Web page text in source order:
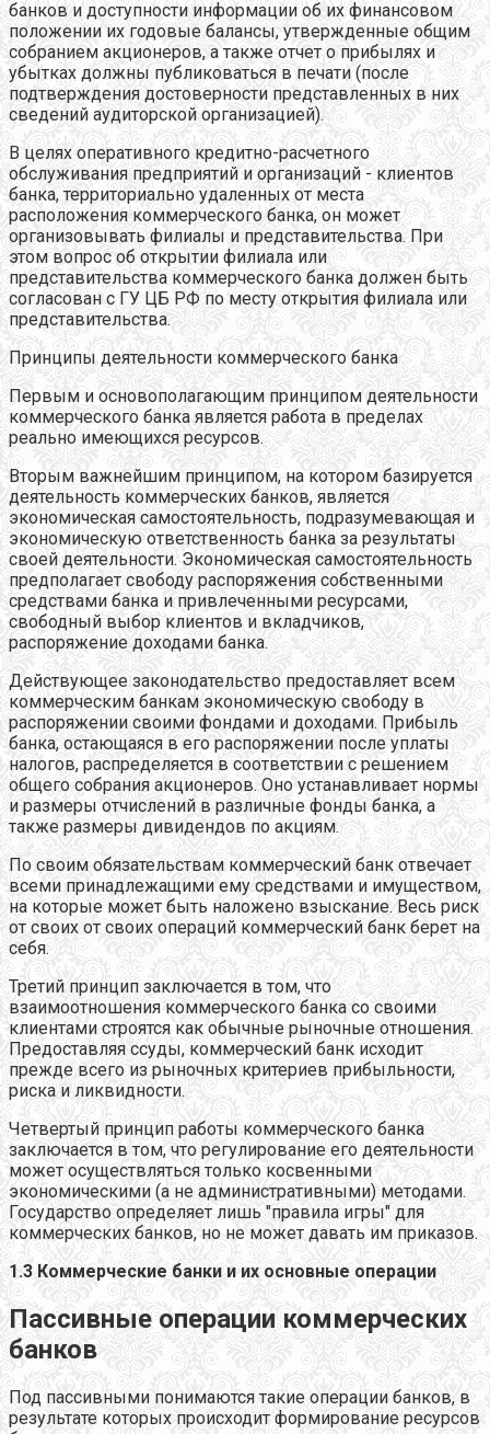
банков и доступности информации об их финансовом
положении их годовые балансы, утвержденные общим
собранием акционеров, а также отчет о прибылях и
убытках должны публиковаться в печати (после
подтверждения достоверности представленных в них
сведений аудиторской организацией).
В целях оперативного кредитно-расчетного
обслуживания предприятий и организаций - клиентов
банка, территориально удаленных от места
расположения коммерческого банка, он может
организовывать филиалы и представительства. При
этом вопрос об открытии филиала или
представительства коммерческого банка должен быть
согласован с ГУ ЦБ РФ по месту открытия филиала или
представительства.
Принципы деятельности коммерческого банка
Первым и основополагающим принципом деятельности
коммерческого банка является работа в пределах
реально имеющихся ресурсов.
Вторым важнейшим принципом, на котором базируется
деятельность коммерческих банков, является
экономическая самостоятельность, подразумевающая и
экономическую ответственность банка за результаты
своей деятельности. Экономическая самостоятельность
предполагает свободу распоряжения собственными
средствами банка и привлеченными ресурсами,
свободный выбор клиентов и вкладчиков,
распоряжение доходами банка.
Действующее законодательство предоставляет всем
коммерческим банкам экономическую свободу в
распоряжении своими фондами и доходами. Прибыль
банка, остающаяся в его распоряжении после уплаты
налогов, распределяется в соответствии с решением
общего собрания акционеров. Оно устанавливает нормы
и размеры отчислений в различные фонды банка, а
также размеры дивидендов по акциям.
По своим обязательствам коммерческий банк отвечает
всеми принадлежащими ему средствами и имуществом,
на которые может быть наложено взыскание. Весь риск
от своих от своих операций коммерческий банк берет на
себя.
Третий принцип заключается в том, что
взаимоотношения коммерческого банка со своими
клиентами строятся как обычные рыночные отношения.
Предоставляя ссуды, коммерческий банк исходит
прежде всего из рыночных критериев прибыльности,
риска и ликвидности.
Четвертый принцип работы коммерческого банка
заключается в том, что регулирование его деятельности
может осуществляться только косвенными
экономическими (а не административными) методами.
Государство определяет лишь "правила игры" для
коммерческих банков, но не может давать им приказов.
1.3 Коммерческие банки и их основные операции
Пассивные операции коммерческих
банков
Под пассивными понимаются такие операции банков, в
результате которых происходит формирование ресурсов